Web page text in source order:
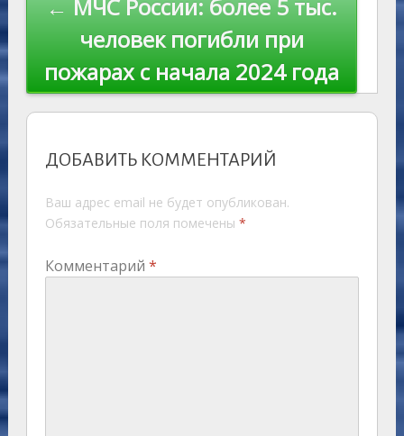
← МЧС России: более 5 тыс.
человек погибли при
пожарах с начала 2024 года
ДОБАВИТЬ КОММЕНТАРИЙ
Ваш адрес email не будет опубликован.
Обязательные поля помечены *
Комментарий *